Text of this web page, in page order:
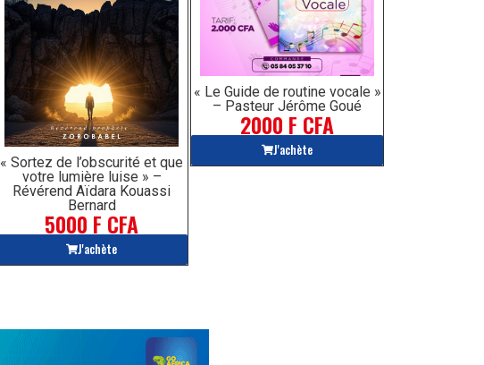
« Sortez de l’obscurité et que
votre lumière luise » –
Révérend Aïdara Kouassi
Bernard
5000 F CFA
J'achète
« Le Guide de routine vocale »
– Pasteur Jérôme Goué
2000 F CFA
J'achète